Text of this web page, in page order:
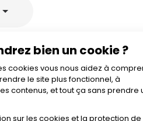
bien un cookie ?
cookies vous nous aidez à
le site plus fonctionnel, à
contenus, et tout ça sans prendre
sur les cookies et la protection de
© 2026